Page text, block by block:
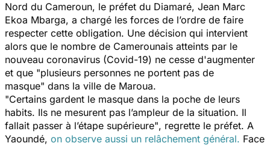
Nord du Cameroun, le préfet du Diamaré, Jean Marc
Ekoa Mbarga, a chargé les forces de l’ordre de faire
respecter cette obligation. Une décision qui intervient
alors que le nombre de Camerounais atteints par le
nouveau coronavirus (Covid-19) ne cesse d'augmenter
et que "plusieurs personnes ne portent pas de
masque" dans la ville de Maroua.
"Certains gardent le masque dans la poche de leurs
habits. Ils ne mesurent pas l’ampleur de la situation. Il
fallait passer à l’étape supérieure", regrette le préfet. A
Yaoundé, on observe aussi un relâchement général. Face